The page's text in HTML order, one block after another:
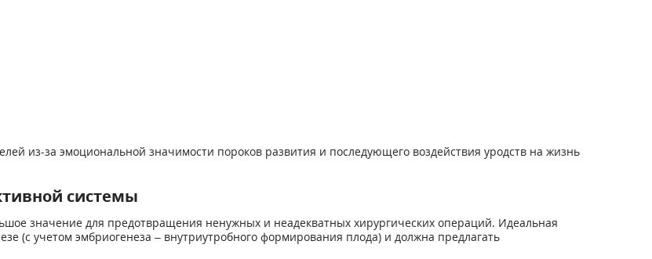
из-за эмоциональной значимости пороков развития и последующего воздействия уродств на жизнь
системы
значение для предотвращения ненужных и неадекватных хирургических операций. Идеальная
(с учетом эмбриогенеза – внутриутробного формирования плода) и должна предлагать